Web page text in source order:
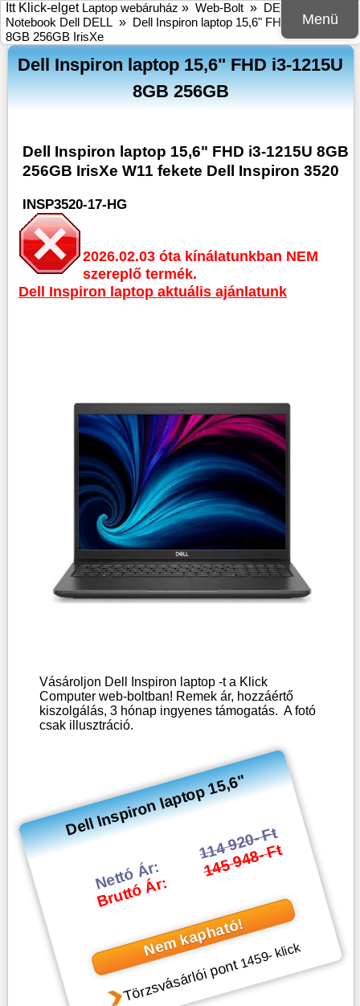
Menü
Itt Klick-elget Laptop webáruház » Web-Bolt » DELL
Notebook Dell DELL » Dell Inspiron laptop 15,6" FHD i3-1215U
8GB 256GB IrisXe
Dell Inspiron laptop 15,6" FHD i3-1215U
8GB 256GB
Dell Inspiron laptop 15,6" FHD i3-1215U 8GB
256GB IrisXe W11 fekete Dell Inspiron 3520
INSP3520-17-HG
2026.02.03 óta kínálatunkban NEM
szereplő termék.
Dell Inspiron laptop aktuális ajánlatunk
Vásároljon Dell Inspiron laptop -t a Klick
Computer web-boltban! Remek ár, hozzáértő
kiszolgálás, 3 hónap ingyenes támogatás. A fotó
csak illusztráció.
Dell Inspiron laptop 15,6"
Nettó Ár:
Bruttó Ár:
114 920- Ft
145 948- Ft
Nem kapható!
Törzsvásárlói pont1459- klick